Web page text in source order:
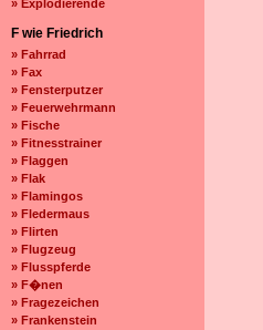
» Explodierende
F wie Friedrich
» Fahrrad
» Fax
» Fensterputzer
» Feuerwehrmann
» Fische
» Fitnesstrainer
» Flaggen
» Flak
» Flamingos
» Fledermaus
» Flirten
» Flugzeug
» Flusspferde
» F�nen
» Fragezeichen
» Frankenstein